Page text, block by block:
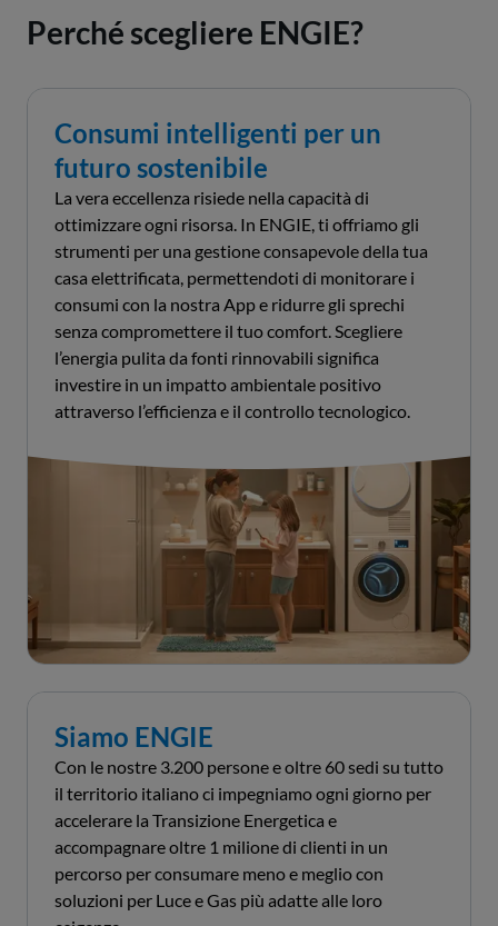
Perché scegliere ENGIE?
Consumi intelligenti per un
futuro sostenibile
La vera eccellenza risiede nella capacità di
ottimizzare ogni risorsa. In ENGIE, ti offriamo gli
strumenti per una gestione consapevole della tua
casa elettrificata, permettendoti di monitorare i
consumi con la nostra App e ridurre gli sprechi
senza compromettere il tuo comfort. Scegliere
l’energia pulita da fonti rinnovabili significa
investire in un impatto ambientale positivo
attraverso l’efficienza e il controllo tecnologico.
Siamo ENGIE
Con le nostre 3.200 persone e oltre 60 sedi su tutto
il territorio italiano ci impegniamo ogni giorno per
accelerare la Transizione Energetica e
accompagnare oltre 1 milione di clienti in un
percorso per consumare meno e meglio con
soluzioni per Luce e Gas più adatte alle loro